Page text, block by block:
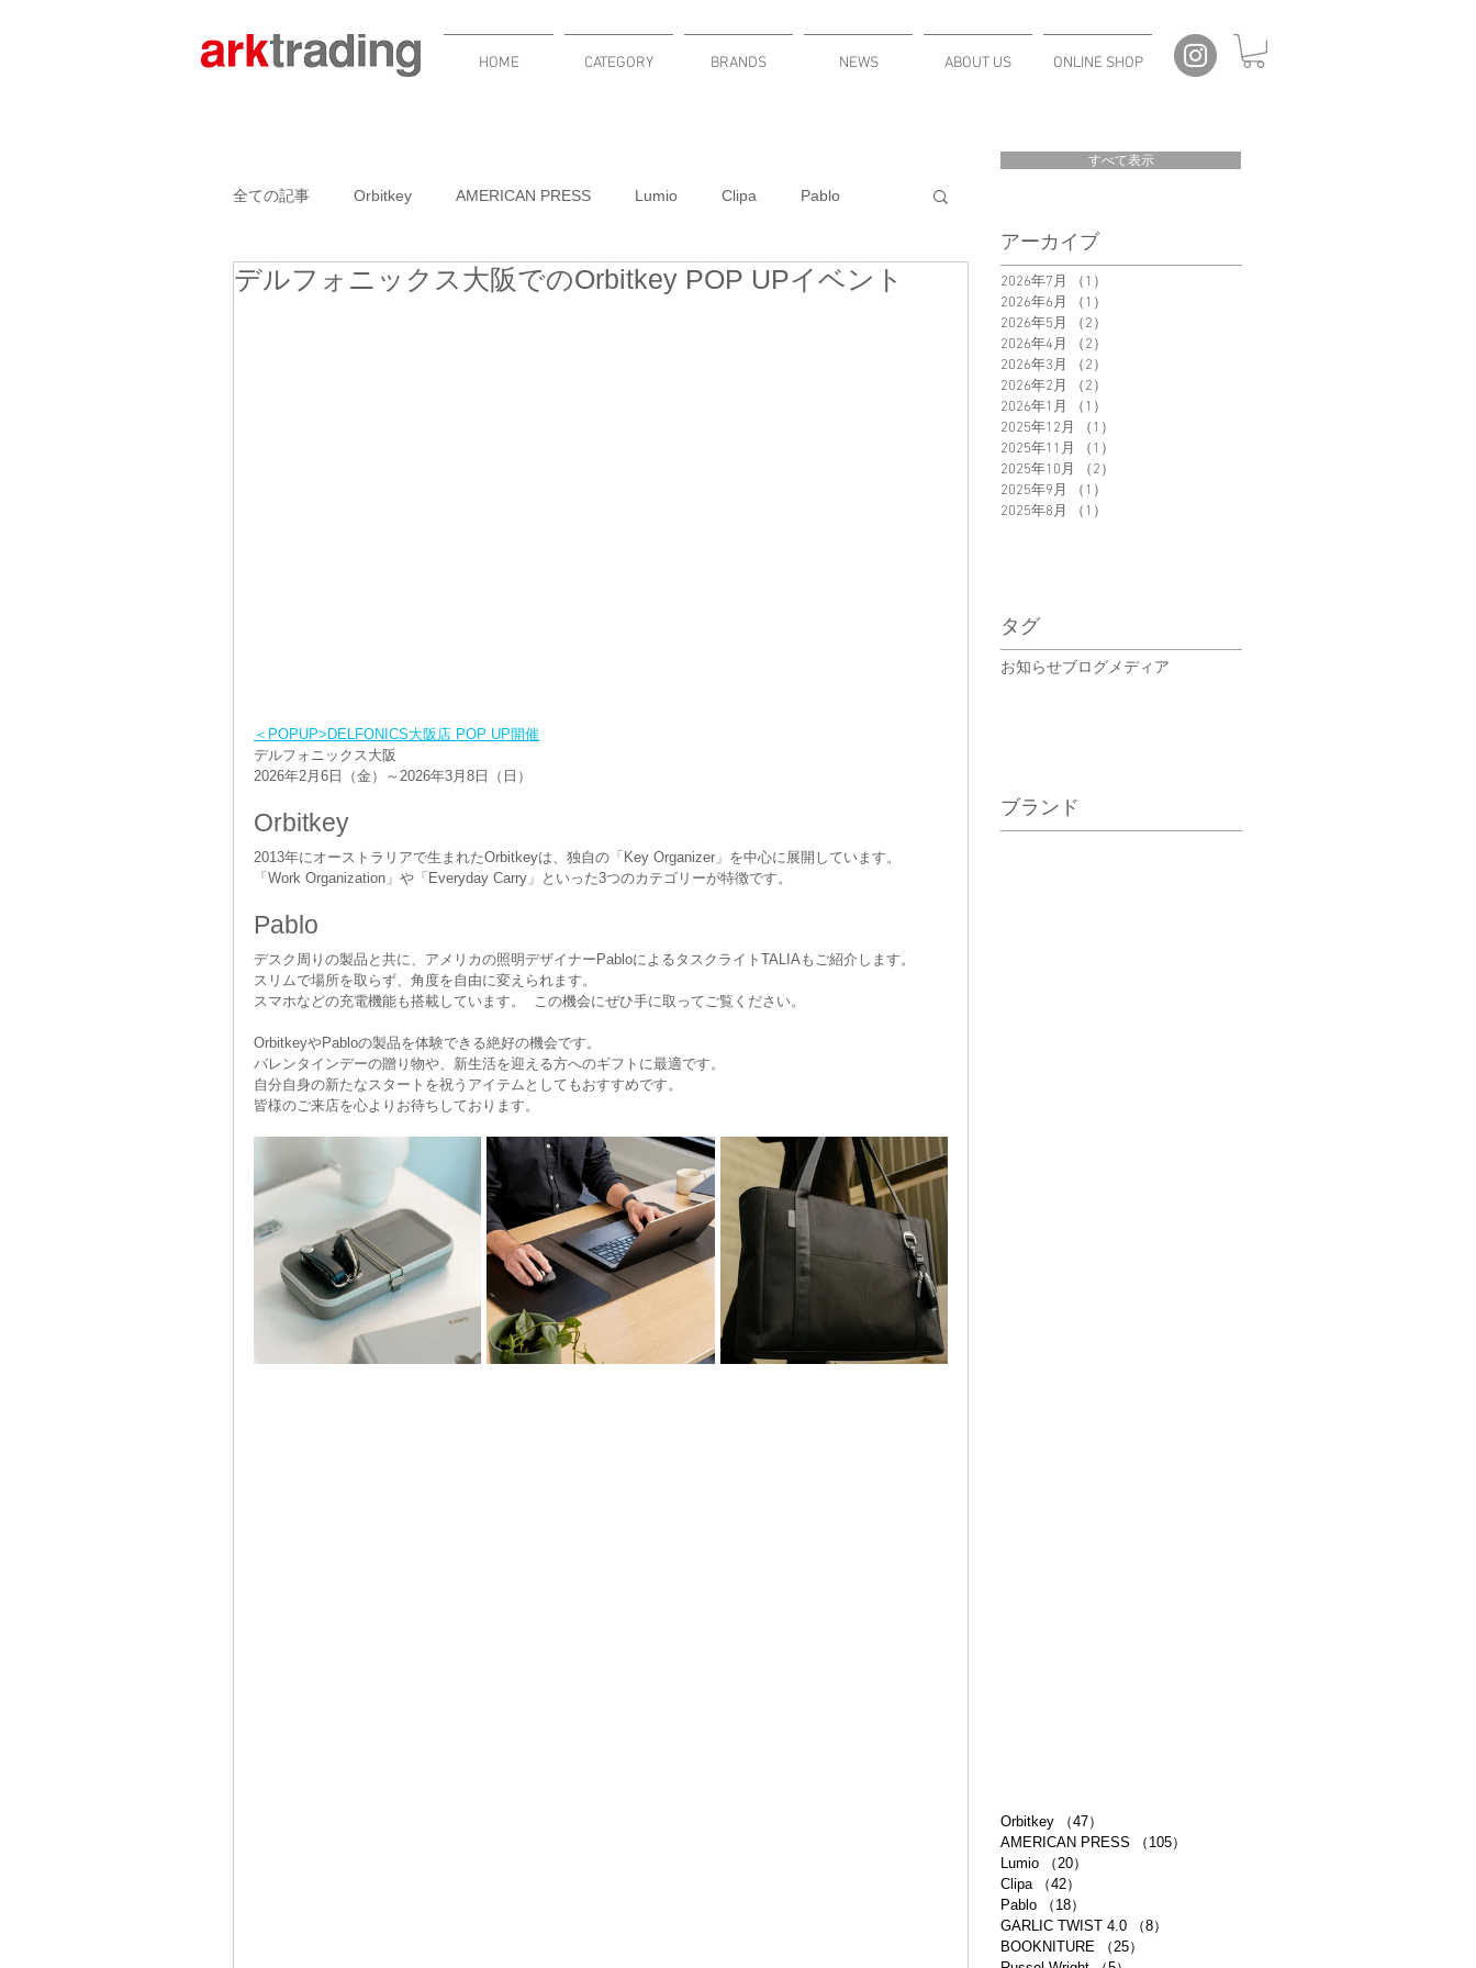
HOME CATEGORY BRANDS NEWS ABOUT US ONLINE SHOP
全ての記事 Orbitkey AMERICAN PRESS Lumio Clipa Pablo
GARLIC TWIST 4.0 BOOKNITURE Russel Wright LuminAID
デルフォニックス大阪でのOrbitkey POP UPイベント
＜POPUP>DELFONICS大阪店 POP UP開催
デルフォニックス大阪
2026年2月6日（金）～2026年3月8日（日）
Orbitkey
2013年にオーストラリアで生まれたOrbitkeyは、独自の「Key Organizer」を中心に展開しています。
「Work Organization」や「Everyday Carry」といった3つのカテゴリーが特徴です。
Pablo
デスク周りの製品と共に、アメリカの照明デザイナーPabloによるタスクライトTALIAもご紹介します。
スリムで場所を取らず、角度を自由に変えられます。
スマホなどの充電機能も搭載しています。  この機会にぜひ手に取ってご覧ください。
OrbitkeyやPabloの製品を体験できる絶好の機会です。
バレンタインデーの贈り物や、新生活を迎える方へのギフトに最適です。
自分自身の新たなスタートを祝うアイテムとしてもおすすめです。
皆様のご来店を心よりお待ちしております。
すべて表示
アーカイブ
2026年7月 （1）
2026年6月
（1）
2026年5月
（2）
2026年4月
（2）
2026年3月
（2）
2026年2月
（2）
2026年1月
（1）
2025年12月
（1）
2025年11月
（1）
2025年10月
（2）
2025年9月
（1）
2025年8月
（1）
タグ
お知らせブログ メディア
ブランド
Orbitkey （47）
AMERICAN PRESS
（105）
Lumio
（20）
Clipa
（42）
Pablo
（18）
GARLIC TWIST 4.0
（8）
BOOKNITURE
（25）